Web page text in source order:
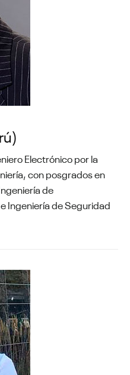
Electrónico por la
con posgrados en
de
Ingeniería de Seguridad